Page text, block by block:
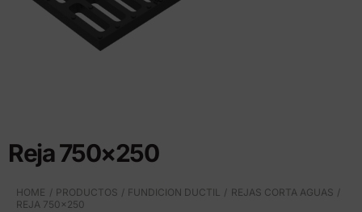
Reja 750×250
HOME PRODUCTOS FUNDICION DUCTIL
REJAS CORTA AGUAS
REJA 750×250